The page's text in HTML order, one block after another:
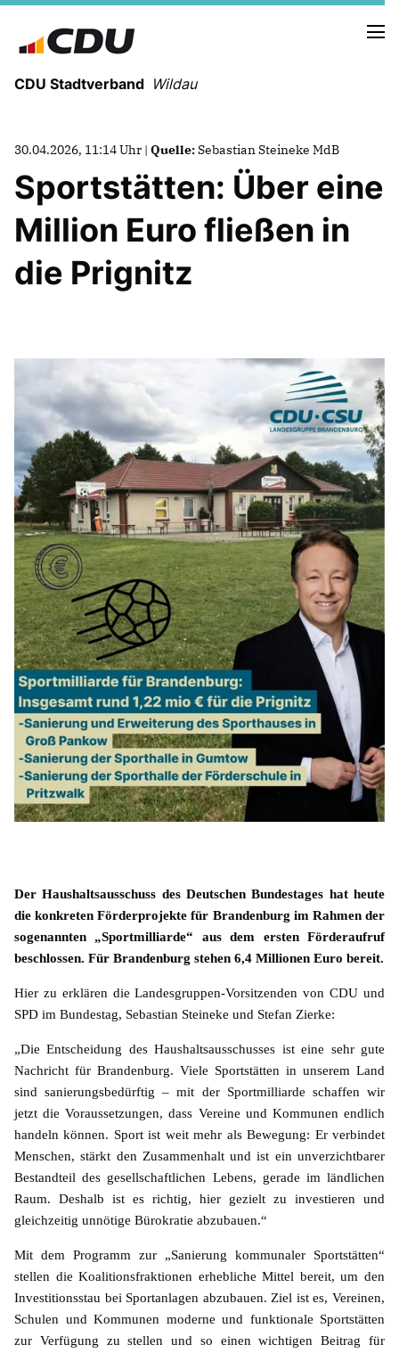
CDU Stadtverband Wildau
NEUIGKEITEN
TERMINE
PRESSE
EUROPA:
EUROPAWAHLPROGRAMM VON CDU UND
Mitmachen
LINKS
30.04.2026, 11:14 Uhr | Quelle:Sebastian Steineke MdB
Sportstätten: Über eine
Million Euro fließen in
die Prignitz
Der Haushaltsausschuss des Deutschen Bundestages hat heute
die konkreten Förderprojekte für Brandenburg im Rahmen der
sogenannten „Sportmilliarde“ aus dem ersten Förderaufruf
beschlossen. Für Brandenburg stehen 6,4 Millionen Euro bereit.
Hier zu erklären die Landesgruppen-Vorsitzenden von CDU und
SPD im Bundestag, Sebastian Steineke und Stefan Zierke:
Die Entscheidung des Haushaltsausschusses ist eine sehr gute
Nachricht für Brandenburg. Viele Sportstätten in unserem Land
sind sanierungsbedürftig – mit der Sportmilliarde schaffen wir
jetzt die Voraussetzungen, dass Vereine und Kommunen endlich
handeln können. Sport ist weit mehr als Bewegung: Er verbindet
Menschen, stärkt den Zusammenhalt und ist ein unverzichtbarer
Bestandteil des gesellschaftlichen Lebens, gerade im ländlichen
Raum. Deshalb ist es richtig, hier gezielt zu investieren und
gleichzeitig unnötige Bürokratie abzubauen.“
Mit dem Programm zur „Sanierung kommunaler Sportstätten“
stellen die Koalitionsfraktionen erhebliche Mittel bereit, um den
Investitionsstau bei Sportanlagen abzubauen. Ziel ist es, Vereinen,
Schulen und Kommunen moderne und funktionale Sportstätten
zur Verfügung zu stellen und so einen wichtigen Beitrag für